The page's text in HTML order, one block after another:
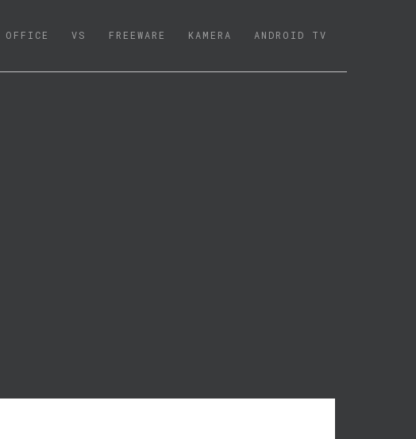
OFFICE VS FREEWARE KAMERA ANDROID TV